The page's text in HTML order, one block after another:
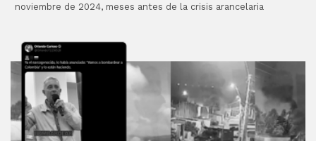
noviembre de 2024, meses antes de la crisis arancelaria